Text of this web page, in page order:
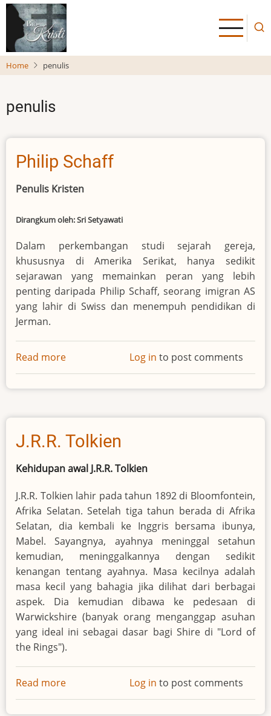
Skip
main
content
Home penulis
penulis
Philip Schaff
Penulis Kristen
Dirangkum oleh: Sri Setyawati
Dalam perkembangan studi sejarah gereja,
khususnya di Amerika Serikat, hanya sedikit
sejarawan yang memainkan peran yang lebih
penting daripada Philip Schaff, seorang imigran AS
yang lahir di Swiss dan menempuh pendidikan di
Jerman.
Read more
Philip
Schaff
Log in to post comments
J.R.R. Tolkien
Kehidupan awal J.R.R. Tolkien
J.R.R. Tolkien lahir pada tahun 1892 di Bloomfontein,
Afrika Selatan. Setelah tiga tahun berada di Afrika
Selatan, dia kembali ke Inggris bersama ibunya,
Mabel. Sayangnya, ayahnya meninggal setahun
kemudian, meninggalkannya dengan sedikit
kenangan tentang ayahnya. Masa kecilnya adalah
masa kecil yang bahagia jika dilihat dari berbagai
aspek. Dia kemudian dibawa ke pedesaan di
Warwickshire (banyak orang menganggap asuhan
yang ideal ini sebagai dasar bagi Shire di "Lord of
the Rings").
Read more
J.R.R.
Tolkien
Log in to post comments